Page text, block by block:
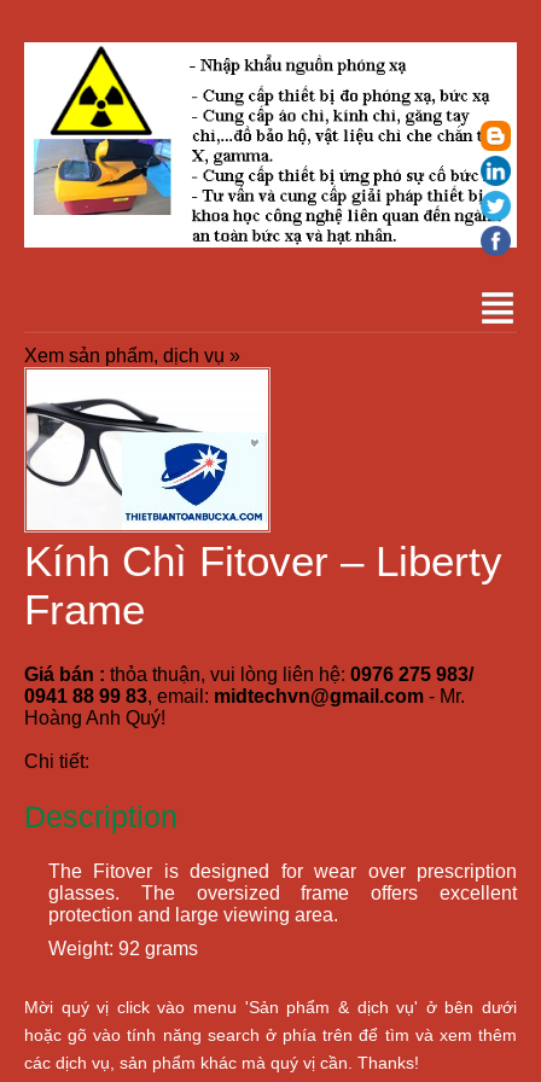
Xem sản phẩm, dịch vụ »
Kính Chì Fitover – Liberty
Frame
Giá bán : thỏa thuận, vui lòng liên hệ: 0976 275 983/
0941 88 99 83, email: midtechvn@gmail.com - Mr.
Hoàng Anh Quý!
Chi tiết:
Description
The Fitover is designed for wear over prescription
glasses. The oversized frame offers excellent
protection and large viewing area.
Weight: 92 grams
Mời quý vị click vào menu 'Sản phẩm & dịch vụ' ở bên dưới
hoặc gõ vào tính năng search ở phía trên để tìm và xem thêm
các dịch vụ, sản phẩm khác mà quý vị cần. Thanks!